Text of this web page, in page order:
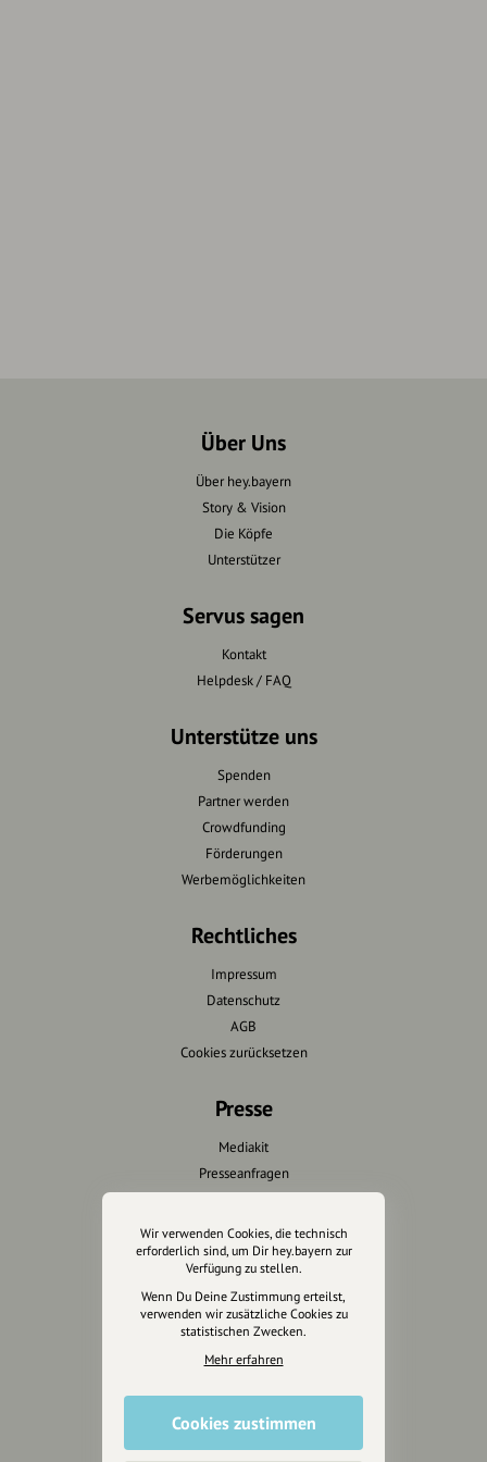
Über Uns
Über hey.bayern
Story & Vision
Die Köpfe
Unterstützer
Servus sagen
Kontakt
Helpdesk / FAQ
Unterstütze uns
Spenden
Partner werden
Crowdfunding
Förderungen
Werbemöglichkeiten
Rechtliches
Impressum
Datenschutz
AGB
Cookies zurücksetzen
Presse
Mediakit
Presseanfragen
Wir unterstützen Euch
Fotografie & mehr
Marketing
Anakin Design
Wir verwenden Cookies, die technisch
erforderlich sind, um Dir hey.bayern zur
Verfügung zu stellen.
Wenn Du Deine Zustimmung erteilst,
verwenden wir zusätzliche Cookies zu
statistischen Zwecken.
Mehr erfahren
Cookies zustimmen